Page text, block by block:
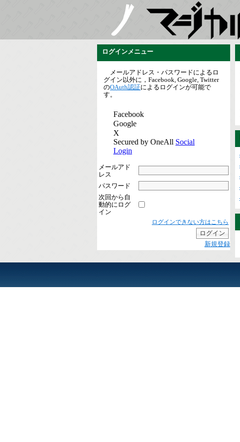
ログインメニュー
メールアドレス・パスワードによるロ
グイン以外に，Facebook, Google, Twitter
のOAuth認証によるログインが可能で
す。
メールアド
レス
パスワード
次回から自
動的にログ
イン
ログインできない方はこちら
新規登録